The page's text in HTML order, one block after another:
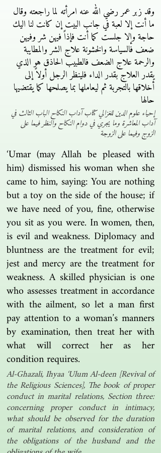
وقد زبر عمر رضي الله عنه امرأته لما راجعته وقال
ما أنت إلا لعبة في جانب البيت إن كانت لنا اليك
حاجة وإلا جلست كما أنت فإذاً فيهن شر وفيهن
ضعف فالسياسة والخشونة علاج الشر والمطايبة
والرحمة علاج الضعف فالطبيب الحاذق هو الذي
يقدر العلاج بقدر الداء فلينظر الرجل أولاً إلى
أخلاقها بالتجربة ثم ليعاملها بما يصلحها كما يقتضيها
حالها
إحياء علوم الدين للغزالي كتاب آداب النكاح الباب الثالث في
آداب المعاشرة وما يجري في دوام النكاح والنظر فيما على
الزوج وفيما على الزوجة
‘Umar (may Allah be pleased with
him) dismissed his woman when she
came to him, saying: You are nothing
but a toy on the side of the house; if
we have need of you, fine, otherwise
you sit as you were. In women, then,
is evil and weakness. Diplomacy and
bluntness are the treatment for evil;
jest and mercy are the treatment for
weakness. A skilled physician is one
who assesses treatment in accordance
with the ailment, so let a man first
pay attention to a woman’s manners
by examination, then treat her with
what will correct her as her
condition requires.
Al-Ghazali, Ihyaa ‘Ulum Al-deen [Revival of
the Religious Sciences], The book of proper
conduct in marital relations, Section three:
concerning proper conduct in intimacy,
what should be observed for the duration
of marital relations, and consideration of
the obligations of the husband and the